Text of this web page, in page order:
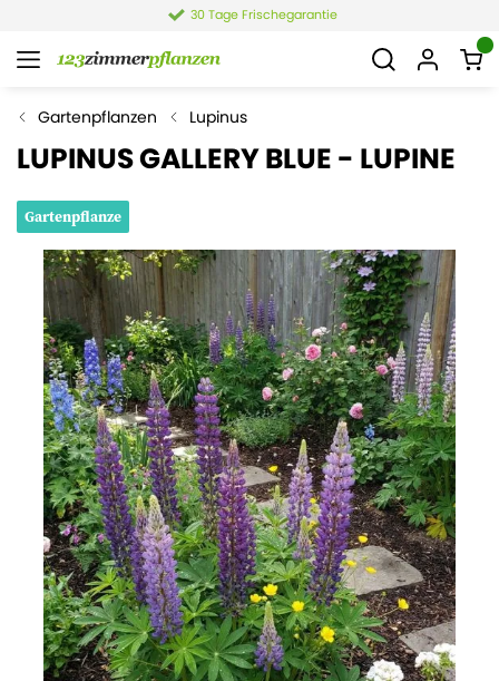
30 Tage Frischegarantie
Gartenpflanzen Lupinus
LUPINUS GALLERY BLUE - LUPINE
Gartenpflanze